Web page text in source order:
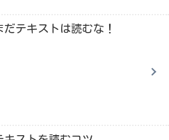
テキストは読むな！